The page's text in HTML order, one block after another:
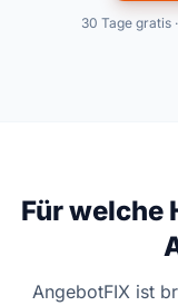
30 Tage gratis
Für welche
AngebotFIX ist